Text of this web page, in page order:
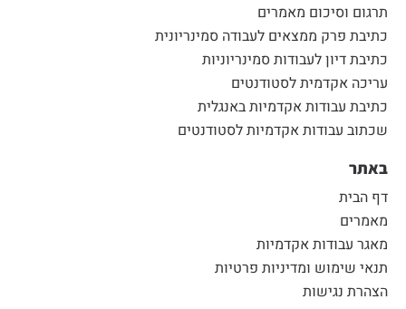
תרגום וסיכום מאמרים
כתיבת פרק ממצאים לעבודה סמינריונית
כתיבת דיון לעבודות סמינריוניות
עריכה אקדמית לסטודנטים
כתיבת עבודות אקדמיות באנגלית
שכתוב עבודות אקדמיות לסטודנטים
באתר
דף הבית
מאמרים
מאגר עבודות אקדמיות
תנאי שימוש ומדיניות פרטיות
הצהרת נגישות